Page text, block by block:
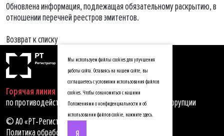
Обновлена информация, подлежащая обязательному раскрытию, в
отношении перечней реестров эмитентов.
Возврат к списку
Горячая линия
по противодействию мошенничеству, хищениям и коррупции
© АО «РТ-Регистратор», 2025
Политика обработки персональных данных
Мы используем файлы cookies для улучшения
работы сайта. Оставаясь на нашем сайте, вы
соглашаетесь с условиями использования файлов
cookies. Чтобы ознакомиться с нашими
Положениями о конфиденциальности и об
использовании файлов cookie, нажмите здесь.
Я